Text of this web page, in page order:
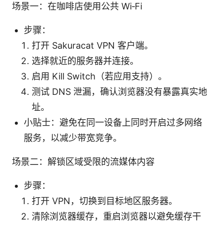
场景一：在咖啡店使用公共 Wi‑Fi
步骤：
打开 Sakuracat VPN 客户端。
选择就近的服务器并连接。
启用 Kill Switch（若应用支持）。
测试 DNS 泄漏，确认浏览器没有暴露真实地
址。
小贴士：避免在同一设备上同时开启过多网络
服务，以减少带宽竞争。
场景二：解锁区域受限的流媒体内容
步骤：
打开 VPN，切换到目标地区服务器。
清除浏览器缓存，重启浏览器以避免缓存干